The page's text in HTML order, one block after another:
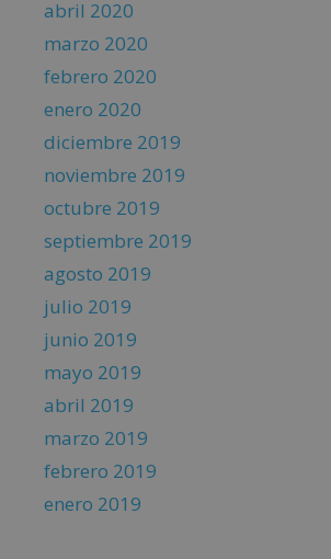
abril 2020
marzo 2020
febrero 2020
enero 2020
diciembre 2019
noviembre 2019
octubre 2019
septiembre 2019
agosto 2019
julio 2019
junio 2019
mayo 2019
abril 2019
marzo 2019
febrero 2019
enero 2019